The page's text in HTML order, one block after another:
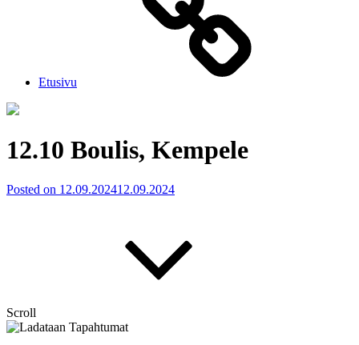
Etusivu
12.10 Boulis, Kempele
Posted on 12.09.202412.09.2024
Scroll